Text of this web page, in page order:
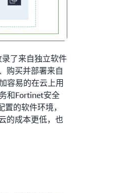
了来自独立软件
购买并部署来自
容易的在云上用
和Fortinet安全
的软件环境，
的成本更低，也